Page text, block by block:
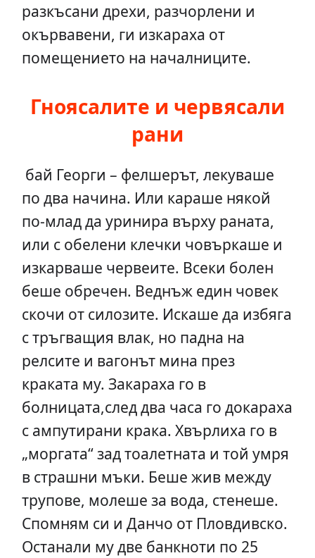
разкъсани дрехи, разчорлени и
окървавени, ги изкараха от
помещението на началниците.
Гноясалите и червясали
рани
бай Георги – фелшерът, лекуваше
по два начина. Или караше някой
по-млад да уринира върху раната,
или с обелени клечки човъркаше и
изкарваше червеите. Всеки болен
беше обречен. Веднъж един човек
скочи от силозите. Искаше да избяга
с тръгващия влак, но падна на
релсите и вагонът мина през
краката му. Закараха го в
болницата,след два часа го докараха
с ампутирани крака. Хвърлиха го в
„моргата“ зад тоалетната и той умря
в страшни мъки. Беше жив между
трупове, молеше за вода, стенеше.
Спомням си и Данчо от Пловдивско.
Останали му две банкноти по 25